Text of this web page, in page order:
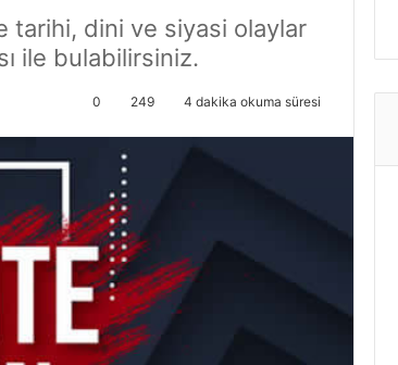
tarihi, dini ve siyasi olaylar
ile bulabilirsiniz.
0 249 4 dakika okuma süresi